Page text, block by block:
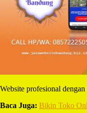
Website profesional
Baca Juga: Bikin Toko